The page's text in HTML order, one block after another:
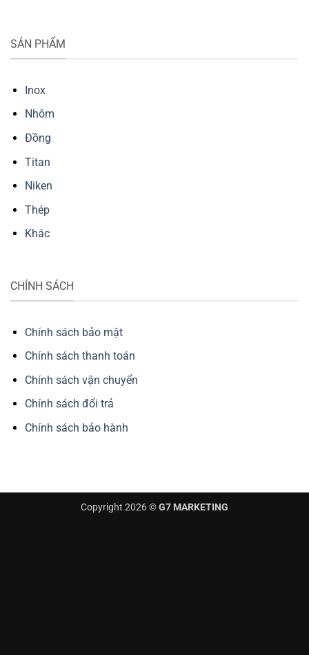
SẢN PHẨM
Inox
Nhôm
Đồng
Titan
Niken
Thép
Khác
CHÍNH SÁCH
Chính sách bảo mật
Chính sách thanh toán
Chính sách vận chuyển
Chính sách đổi trả
Chính sách bảo hành
Copyright 2026 ©G7 MARKETING